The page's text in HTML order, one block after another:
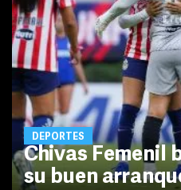
DEPORTES
Chivas Femenil
su buen